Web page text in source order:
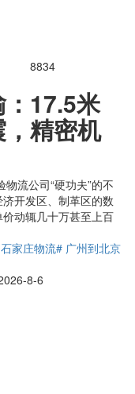
8834
17.5米
精密机
流公司“硬功夫”的不
开发区、制革区的数
动辄几十万甚至上百
家庄物流# 广州到北京
8-6